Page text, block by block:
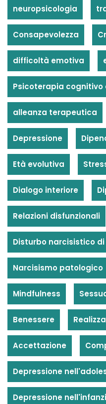
neuropsicologia
Consapevolezza
difficoltà emotiva
Psicoterapia
alleanza terapeutica
Depressione
Età evolutiva
Dialogo interiore
Relazioni disfunzionali
Disturbo narcisistico
Narcisismo patologico
Mindfulness
Benessere
Accettazione
Depressione
Depressione